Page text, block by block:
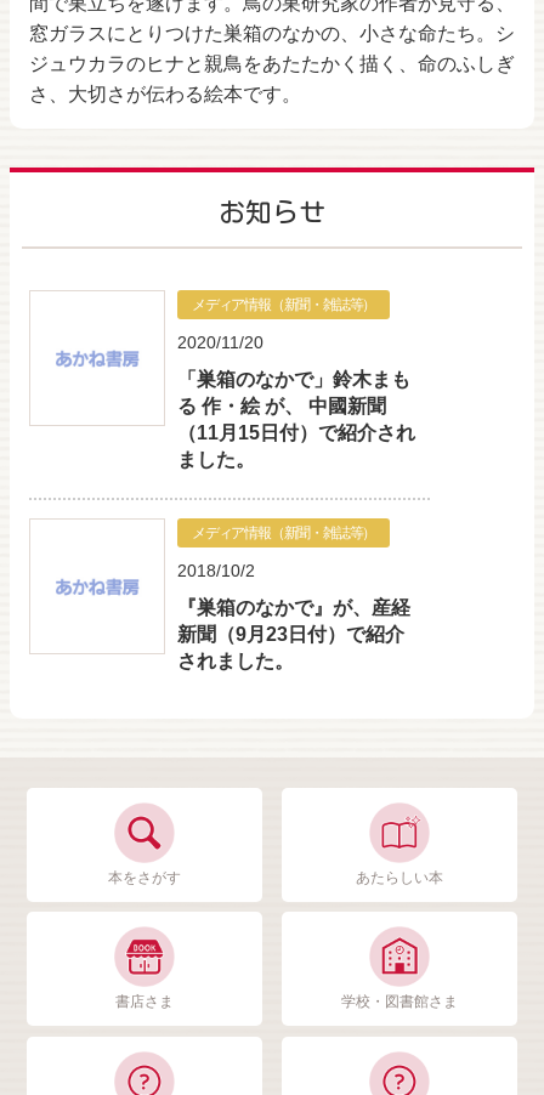
窓ガラスにとりつけた巣箱のなかの、小さな命たち。シ
ジュウカラのヒナと親鳥をあたたかく描く、命のふしぎ
さ、大切さが伝わる絵本です。
お知らせ
メディア情報（新聞・雑誌等）
2020/11/20
「巣箱のなかで」鈴木まも
る 作・絵 が、 中國新聞
（11月15日付）で紹介され
ました。
メディア情報（新聞・雑誌等）
2018/10/2
『巣箱のなかで』が、産経
新聞（9月23日付）で紹介
されました。
本をさがす あたらしい本
書店さま 学校・図書館さま